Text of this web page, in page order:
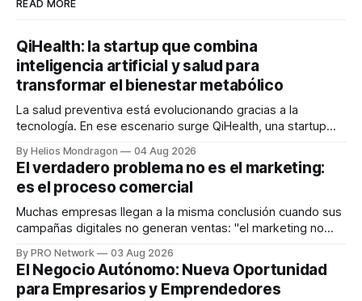
READ MORE
QiHealth: la startup que combina
inteligencia artificial y salud para
transformar el bienestar metabólico
La salud preventiva está evolucionando gracias a la
tecnología. En ese escenario surge QiHealth, una startup
dispositivos inteligentes, inteligencia artificial y monitoreo
en tiempo real para ayudar a las personas a tomar mejores
decisiones sobre su salud metabólica. Su propuesta busca
responder
By Helios Mondragon 04 Aug 2026
El verdadero problema no es el marketing:
es el proceso comercial
Muchas empresas llegan a la misma conclusión cuando sus
campañas digitales no generan ventas: "el marketing no
INTERIUS, el problema suele estar en otro lugar. Durante
una entrevista para el podcast SER PRO, el especialista en
marketing digital explicó que
By PRO Network 03 Aug 2026
El Negocio Autónomo: Nueva Oportunidad
para Empresarios y Emprendedores